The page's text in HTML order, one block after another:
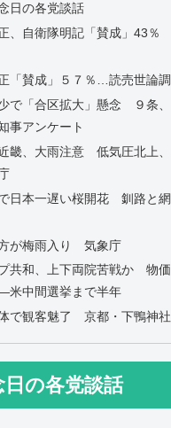
日の各党談話
、自衛隊明記「賛成」43％
「賛成」５７％…読売世論
で「合区拡大」懸念 ９条
事アンケート
畿、大雨注意 低気圧北上
日本一遅い桜開花 釧路と
が梅雨入り 気象庁
共和、上下両院苦戦か 物
米中間選挙まで半年
で観客魅了 京都・下鴨神
日の各党談話